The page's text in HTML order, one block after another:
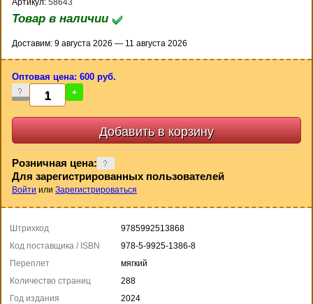
Артикул: 58643
Товар в наличии
Доставим: 9 августа 2026 — 11 августа 2026
Оптовая цена: 600 руб.
- +
Розничная цена:
Для зарегистрированных пользователей
Войти или Зарегистрироваться
Штрихкод
9785992513868
Код поставщика / ISBN
978-5-9925-1386-8
Переплет
мягкий
Количество страниц
288
Год издания
2024